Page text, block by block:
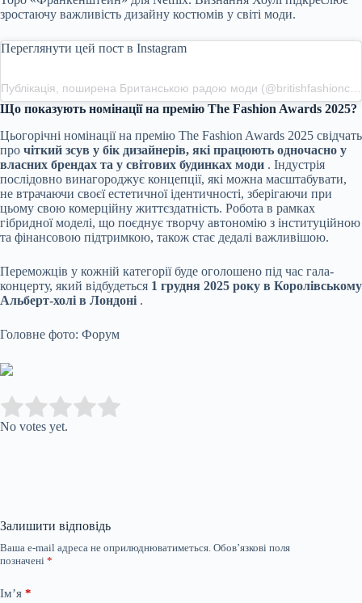
зростаючу важливість дизайну костюмів у світі моди.
Переглянути цей пост в Instagram
Що показують номінації на премію The Fashion Awards 2025?
Цьогорічні номінації на премію The Fashion Awards 2025 свідчать
про чіткий зсув у бік дизайнерів, які працюють одночасно у
власних брендах та у світових будинках моди . Індустрія
послідовно винагороджує концепції, які можна масштабувати,
не втрачаючи своєї естетичної ідентичності, зберігаючи при
цьому свою комерційну життєздатність. Робота в рамках
гібридної моделі, що поєднує творчу автономію з інституційною
та фінансовою підтримкою, також стає дедалі важливішою.
Переможців у кожній категорії буде оголошено під час гала-
концерту, який відбудеться 1 грудня 2025 року в Королівському
Альберт-холі в Лондоні .
Головне фото: Форум
Rate this item:
No votes yet.
Залишити відповідь
Ваша e-mail адреса не оприлюднюватиметься. Обов’язкові поля
позначені *
Ім’я *